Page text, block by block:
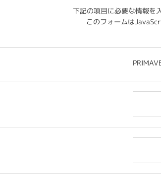
下記の項目に必要な情報を
このフォームは